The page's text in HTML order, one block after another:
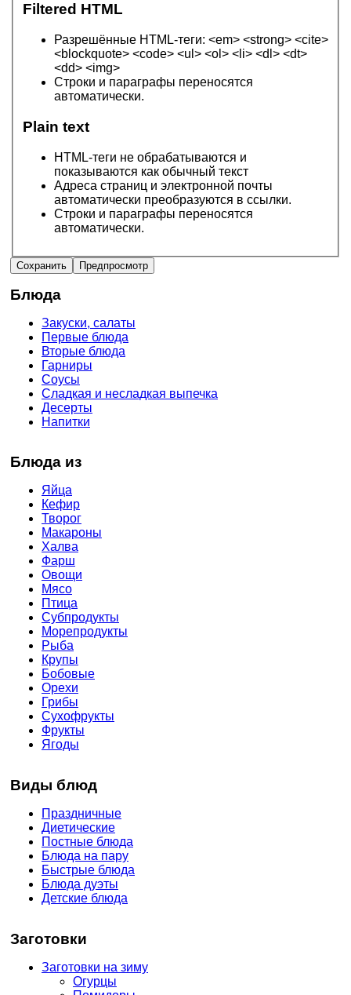
Filtered HTML
Разрешённые HTML-теги: <em> <strong> <cite>
<blockquote> <code> <ul> <ol> <li> <dl> <dt>
<dd> <img>
Строки и параграфы переносятся
автоматически.
Plain text
HTML-теги не обрабатываются и
показываются как обычный текст
Адреса страниц и электронной почты
автоматически преобразуются в ссылки.
Строки и параграфы переносятся
автоматически.
Блюда
Закуски, салаты
Первые блюда
Вторые блюда
Гарниры
Соусы
Сладкая и несладкая выпечка
Десерты
Напитки
Блюда из
Яйца
Кефир
Творог
Макароны
Халва
Фарш
Овощи
Мясо
Птица
Субпродукты
Морепродукты
Рыба
Крупы
Бобовые
Орехи
Грибы
Сухофрукты
Фрукты
Ягоды
Виды блюд
Праздничные
Диетические
Постные блюда
Блюда на пару
Быстрые блюда
Блюда дуэты
Детские блюда
Заготовки
Заготовки на зиму
Огурцы